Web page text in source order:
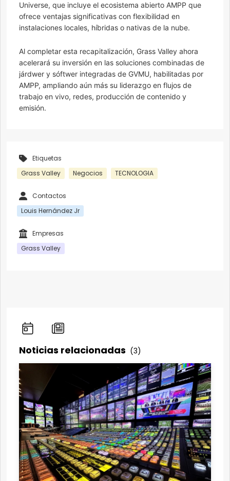
Universe, que incluye el ecosistema abierto AMPP que
ofrece ventajas significativas con flexibilidad en
instalaciones locales, híbridas o nativas de la nube.
Al completar esta recapitalización, Grass Valley ahora
acelerará su inversión en las soluciones combinadas de
járdwer y sóftwer integradas de GVMU, habilitadas por
AMPP, ampliando aún más su liderazgo en flujos de
trabajo en vivo, redes, producción de contenido y
emisión.
Etiquetas
Grass Valley
Negocios TECNOLOGIA
Contactos
Louis Hernández Jr
Empresas
Grass Valley
Noticias relacionadas (3)